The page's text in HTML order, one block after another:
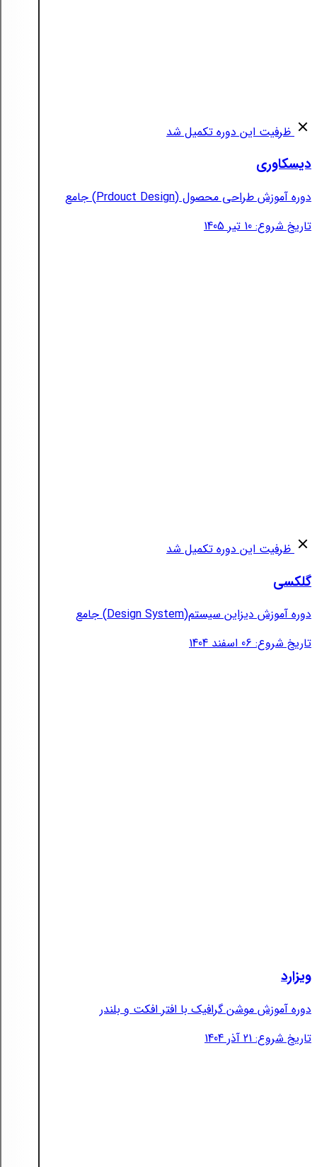
ظرفیت این دوره تکمیل شد
دیسکاوری
دوره آموزش طراحی محصول (Prdouct Design) جامع
تاریخ شروع: 10 تیر 1405
ظرفیت این دوره تکمیل شد
گلکسی
دوره آموزش دیزاین سیستم(Design System) جامع
تاریخ شروع: 06 اسفند 1404
ویزارد
دوره آموزش موشن گرافیک با افتر افکت و بلندر
تاریخ شروع: 21 آذر 1404